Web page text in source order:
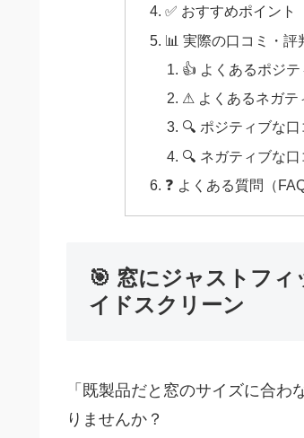
✅ おすすめポイント
📊 実際の口コミ・評
👍 よくあるポジ
⚠ よくあるネガテ
🔍 ポジティブな
🔍 ネガティブな
❓ よくある質問（FAQ
🎯 窓にジャストフ
イドスクリーン
「既製品だと窓のサイズに合
りませんか？